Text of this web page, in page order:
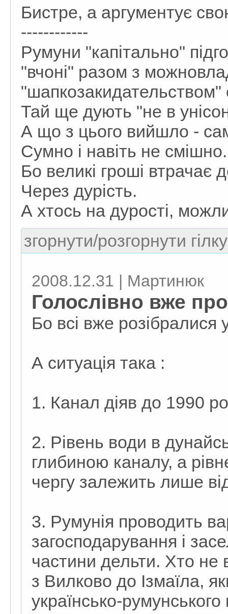
Бистре, а аргументує
------------
Румуни "капітально"
"вчоні" разом з
"шапкозакидательством"
Тай ще дують "не в
А що з цього вийшло -
Сумно і навіть не смішно.
Бо великі гроші втрачає
Через дурість.
А хтось на дурості,
згорнути/розгорнути
2008.12.31 | Мартинюк
Голослівно вже
Бо всі вже розібралися
А ситуація така :
1. Канал діяв до 1990
2. Рівень води в
глибиною каналу, а
чергу залежить лише
3. Румунія проводить
загосподарування і
частини дельти. Хто не
з Вилково до Ізмаїла,
українсько-румунського